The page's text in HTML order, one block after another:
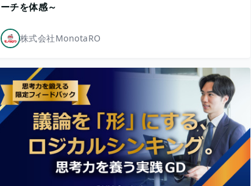
ーチを体感～
株式会社MonotaRO